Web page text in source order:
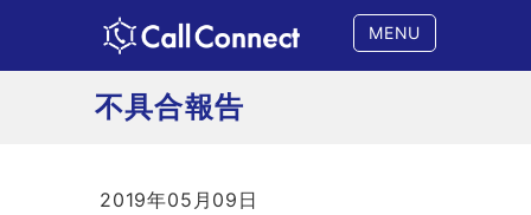
MENU
不具合報告
2019年05月09日